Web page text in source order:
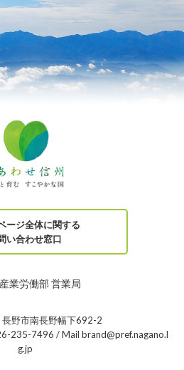
ージ全体に関する
い合わせ窓口
業労働部 営業局
野市南長野幅下692-2
235-7496 / Mail brand@pref.nagano.l
g.jp